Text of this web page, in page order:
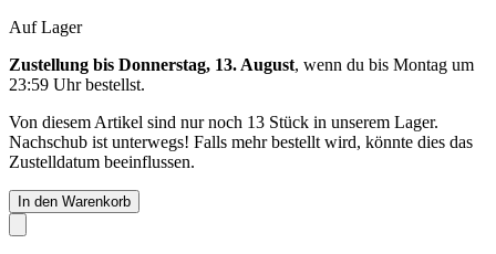
Auf Lager
Zustellung bis Donnerstag, 13. August, wenn du bis Montag um
23:59 Uhrbestellst.
Von diesem Artikel sind nur noch 13 Stück in unserem Lager.
Nachschub ist unterwegs! Falls mehr bestellt wird, könnte dies das
Zustelldatum beeinflussen.
In den Warenkorb